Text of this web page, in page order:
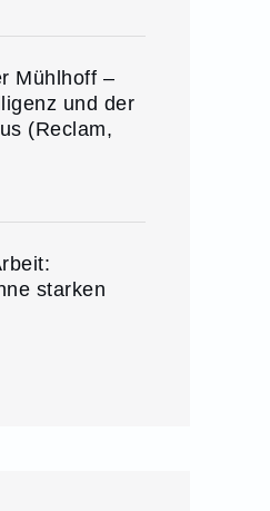
Mühlhoff –
und der
(Reclam,
starken